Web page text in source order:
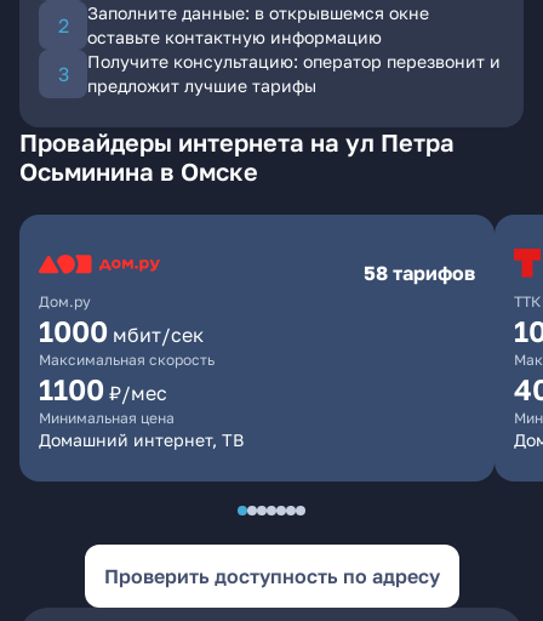
Заполните данные: в открывшемся окне
оставьте контактную информацию
Получите консультацию: оператор перезвонит и
предложит лучшие тарифы
Провайдеры интернета на ул Петра
Осьминина в Омске
Дом.ру
58 тарифов
1000 мбит/сек
Максимальная скорость
1100 ₽/мес
Минимальная цена
Домашний интернет, ТВ
ТТК
Проверить доступность по адресу